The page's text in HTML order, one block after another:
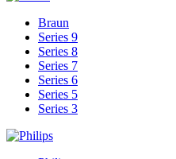
Braun
Series 9
Series 8
Series 7
Series 6
Series 5
Series 3